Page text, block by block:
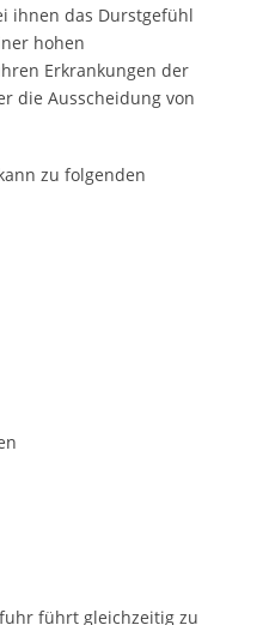
ihnen das Durstgefühl
hohen
Erkrankungen der
die Ausscheidung von
zu folgenden
führt gleichzeitig zu